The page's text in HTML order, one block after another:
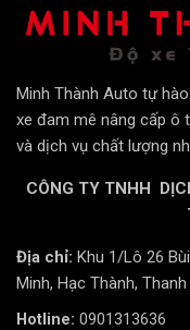
Tổng quan
Thanh giằng
Giảm Rung Lắc và
Bằng cách kết nối
sau), Thanh giằng
một khối vững
xoắn khung sườn.
thiểu cảm giác
qua các mặt đường
Minh Thành Auto tự
xe đam mê nâng cấp ô
và dịch vụ chất lượng
CÔNG TY TNHH
Địa chỉ: Khu 1/Lô 26
Minh, Hạc Thành, Thanh
Hotline: 0901313636